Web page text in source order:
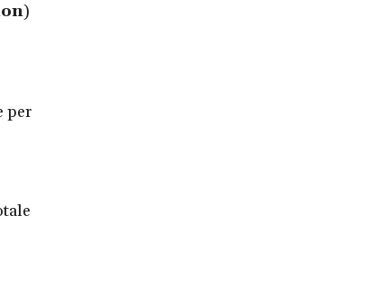
)
per